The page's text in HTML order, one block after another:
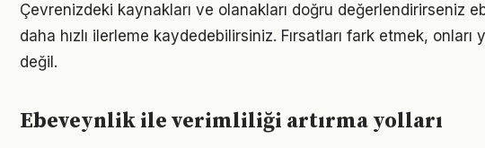
Çevrenizdeki kaynakları ve olanakları doğru değerlendirirseniz
daha hızlı ilerleme kaydedebilirsiniz. Fırsatları fark etmek,
değil.
Ebeveynlik ile verimliliği artırma yolları